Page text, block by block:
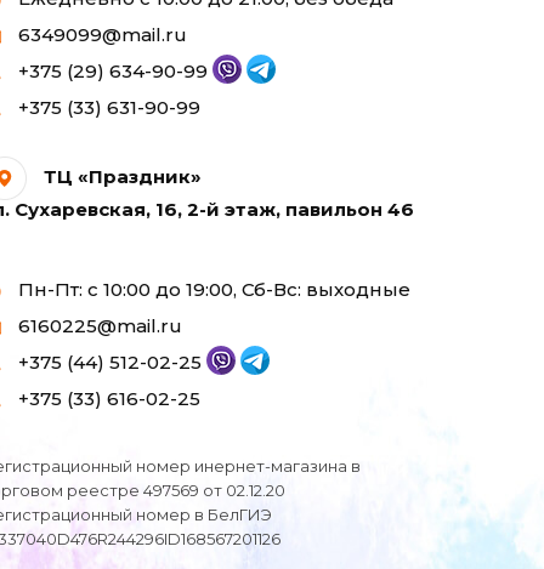
6349099@mail.ru
+375 (29) 634-90-99
+375 (33) 631-90-99
ТЦ «Праздник»
Сухаревская, 16, 2-й этаж, павильон 46
Пн-Пт: с 10:00 до 19:00, Сб-Вс: выходные
6160225@mail.ru
+375 (44) 512-02-25
+375 (33) 616-02-25
номер инернет-магазина в
реестре 497569 от 02.12.20
номер в БелГИЭ